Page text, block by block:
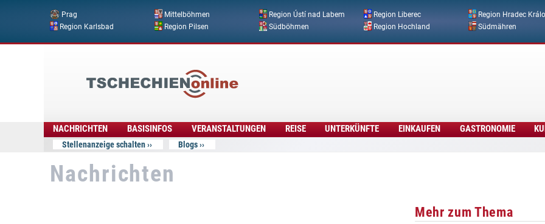
Direkt zum Inhalt
Prag Mittelböhmen Region Ústí nad Labem Region Liberec Region Hradec
Region Karlsbad
Region Pilsen Südböhmen Region Hochland Südmähren
Online
NACHRICHTEN BASISINFOS VERANSTALTUNGEN REISE UNTERKÜNFTE EINKAUFEN GASTRONOMIE
Stellenanzeige schalten Blogs
Nachrichten
Mehr zum Thema